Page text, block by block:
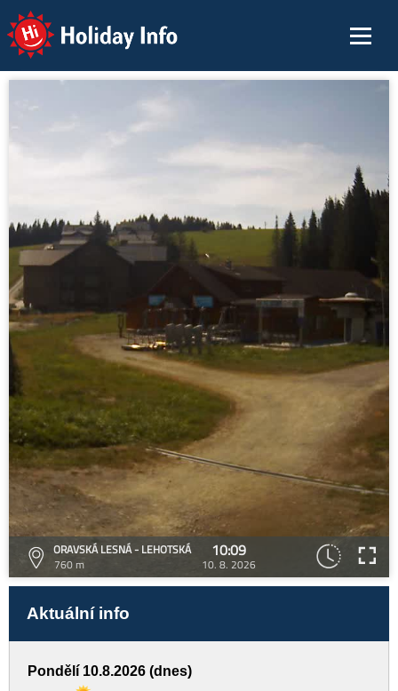
Holiday Info
ORAVSKÁ LESNÁ - LEHOTSKÁ
760 m
10:09
10. 8. 2026
Aktuální info
Pondělí 10.8.2026 (dnes)